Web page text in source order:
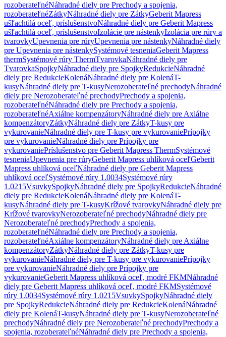
rozoberateľnéNáhradné diely pre Prechody a spojenia,
rozoberateľnéZátkyNáhradné diely pre ZátkyGeberit Mapress
ušľachtilá oceľ, príslušenstvoNáhradné diely pre Geberit Mapress
ušľachtilá oceľ, príslušenstvoIzolácie pre nástenkyIzolácia pre rúry a
tvarovkyUpevnenia pre rúryUpevnenia pre nástenkyNáhradné diely
pre Upevnenia pre nástenkySystémové tesneniaGeberit Mapress
thermSystémové rúry ThermTvarovkaNáhradné diely pre
TvarovkaSpojkyNáhradné diely pre SpojkyRedukcieNáhradné
diely pre RedukcieKolenáNáhradné diely pre KolenáT-
kusyNáhradné diely pre T-kusyNerozoberateľné prechodyNáhradné
diely pre Nerozoberateľné prechodyPrechody a spojenia,
rozoberateľnéNáhradné diely pre Prechody a spojenia,
rozoberateľnéAxiálne kompenzátoryNáhradné diely pre Axiálne
kompenzátoryZátkyNáhradné diely pre ZátkyT-kusy pre
vykurovanieNáhradné diely pre T-kusy pre vykurovaniePrípojky
pre vykurovanieNáhradné diely pre Prípojky pre
vykurovaniePríslušenstvo pre Geberit Mapress ThermSystémové
tesneniaUpevnenia pre rúryGeberit Mapress uhlíková oceľGeberit
Mapress uhlíková oceľNáhradné diely pre Geberit Mapress
uhlíková oceľSystémové rúry 1.0034Systémové rúry
1.0215VsuvkySpojkyNáhradné diely pre SpojkyRedukcieNáhradné
diely pre RedukcieKolenáNáhradné diely pre KolenáT-
kusyNáhradné diely pre T-kusyKrížové tvarovkyNáhradné diely pre
Krížové tvarovkyNerozoberateľné prechodyNáhradné diely pre
Nerozoberateľné prechodyPrechody a spojenia,
rozoberateľnéNáhradné diely pre Prechody a spojenia,
rozoberateľnéAxiálne kompenzátoryNáhradné diely pre Axiálne
kompenzátoryZátkyNáhradné diely pre ZátkyT-kusy pre
vykurovanieNáhradné diely pre T-kusy pre vykurovaniePrípojky
pre vykurovanieNáhradné diely pre Prípojky pre
vykurovanieGeberit Mapress uhlíková oceľ, modré FKMNáhradné
diely pre Geberit Mapress uhlíková oceľ, modré FKMSystémové
rúry 1.0034Systémové rúry 1.0215VsuvkySpojkyNáhradné diely
pre SpojkyRedukcieNáhradné diely pre RedukcieKolenáNáhradné
diely pre KolenáT-kusyNáhradné diely pre T-kusyNerozoberateľné
prechodyNáhradné diely pre Nerozoberateľné prechodyPrechody a
spojenia, rozoberateľnéNáhradné diely pre Prechody a spojenia,